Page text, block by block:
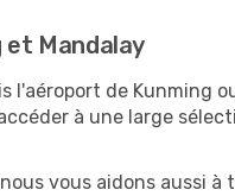
et Mandalay
l'aéroport de Kunming
à une large
vous aidons aussi